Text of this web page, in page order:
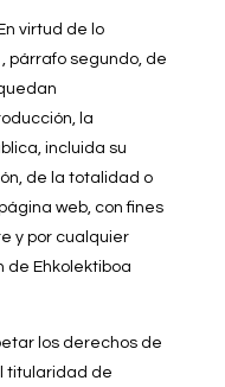
virtud de lo
párrafo segundo, de
la
incluida su
de la totalidad o
web, con fines
y por cualquier
de Ehkolektiboa
los derechos de
titularidad de